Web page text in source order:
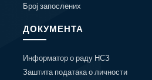
Број запослених
ДОКУМЕНТА
Информатор о раду НСЗ
Заштита података о личности